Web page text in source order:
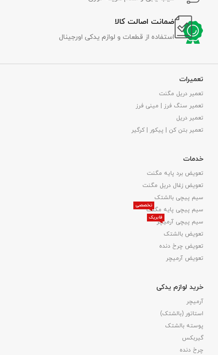
ضمانت اصالت کالا
استفاده از قطعات و لوازم یدکی اورجینال
تعمیرات
تعمیر دریل مگنت
تعمیر سنگ فرز | مینی فرز
تعمیر دریل
تعمیر بتن کن | پیکور | کرگیر
خدمات
تعویض برد پایه مگنت
تعویض زغال دریل مگنت
سیم پیچی بالشتک
سیم پیچی پایه مگنت
تخصصی
سیم پیچی آرمیچر
فابریک
تعویض بالشتک​
تعویض چرخ دنده
تعویض آرمیچر
خرید لوازم یدکی
آرمیچر
استاتور (بالشتک)
پوسته بالشتک
گیربکس
چرخ دنده